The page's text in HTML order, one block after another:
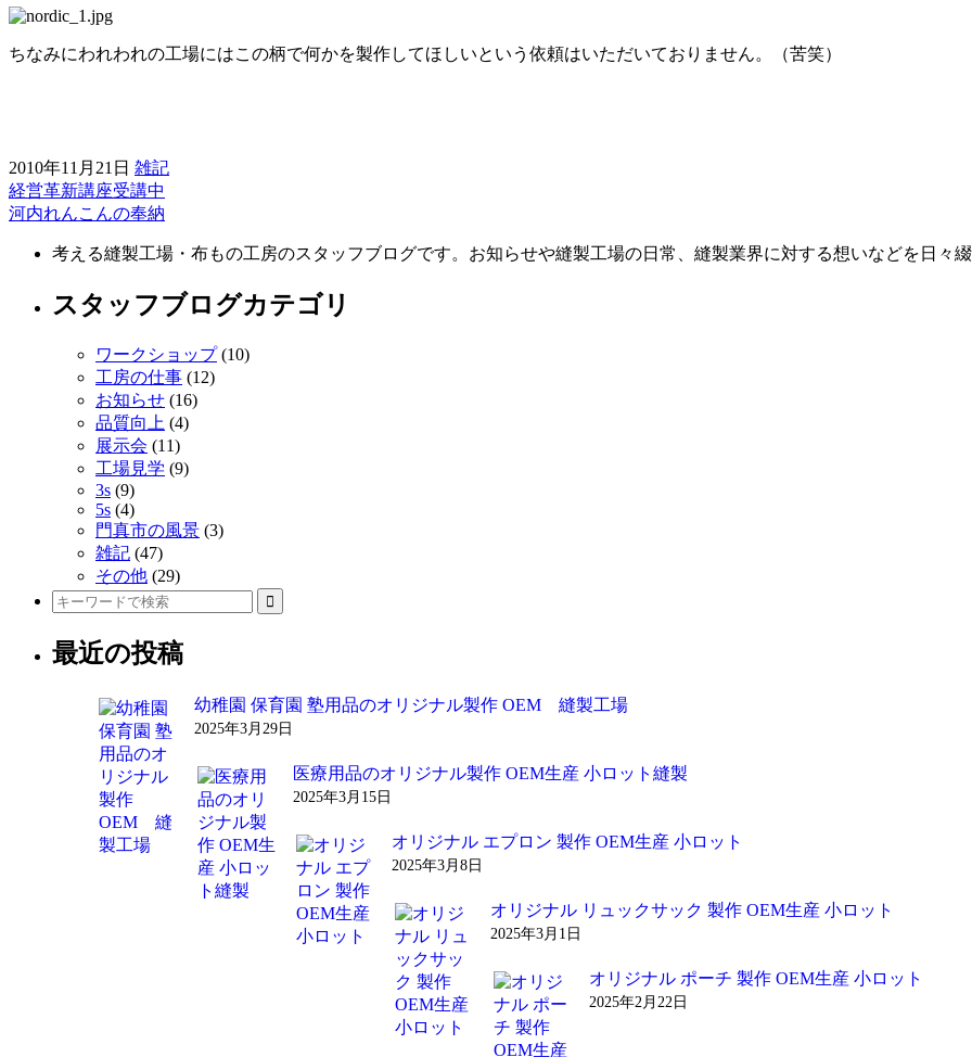
ちなみにわれわれの工場にはこの柄で何かを製作してほしいという依頼はいただいておりません。（苦笑）
2010年11月21日 雑記
前
後
経営革新講座受講中
河内れんこんの奉納
考える縫製工場・布もの工房のスタッフブログです。お知らせや縫製工場の日常、縫製業界に対する想いなどを日々綴
スタッフブログカテゴリ
ワークショップ(10)
工房の仕事 (12)
お知らせ (16)
品質向上 (4)
展示会 (11)
工場見学 (9)
3s (9)
5s (4)
門真市の風景 (3)
雑記 (47)
その他 (29)
最近の投稿
幼稚園 保育園 塾用品のオリジナル製作 OEM 縫製工場
2025年3月29日
医療用品のオリジナル製作 OEM生産 小ロット縫製
2025年3月15日
オリジナル エプロン 製作 OEM生産 小ロット
2025年3月8日
オリジナル リュックサック 製作 OEM生産 小ロット
2025年3月1日
オリジナル ポーチ 製作 OEM生産 小ロット
2025年2月22日